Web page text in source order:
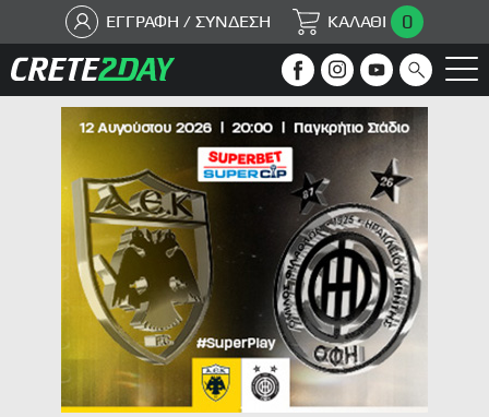
ΕΓΓΡΑΦΗ / ΣΥΝΔΕΣΗ ΚΑΛΑΘΙ 0